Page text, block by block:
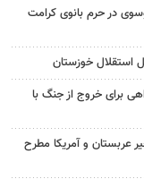
در حرم بانوی کرامت
استقلال خوزستان
برای خروج از جنگ با
عربستان و آمریکا مطرح